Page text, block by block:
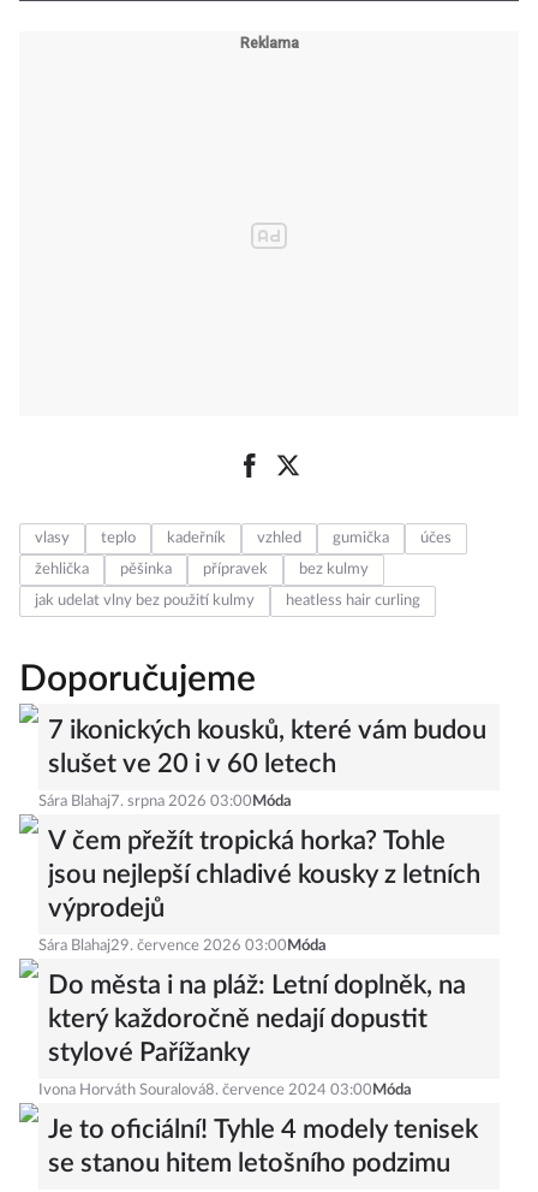
vlasy teplo kadeřník vzhled gumička
účes
žehlička
pěšinka přípravek
bez kulmy
jak udelat vlny bez použití kulmy
heatless hair curling
Doporučujeme
7 ikonických kousků, které vám budou
slušet ve 20 i v 60 letech
Sára Blahaj 7. srpna 2026 03:00 Móda
V čem přežít tropická horka? Tohle
jsou nejlepší chladivé kousky z letních
výprodejů
Sára Blahaj29. července 2026 03:00 Móda
Do města i na pláž: Letní doplněk, na
který každoročně nedají dopustit
stylové Pařížanky
Ivona Horváth Souralová8. července 2024 03:00 Móda
Je to oficiální! Tyhle 4 modely tenisek
se stanou hitem letošního podzimu